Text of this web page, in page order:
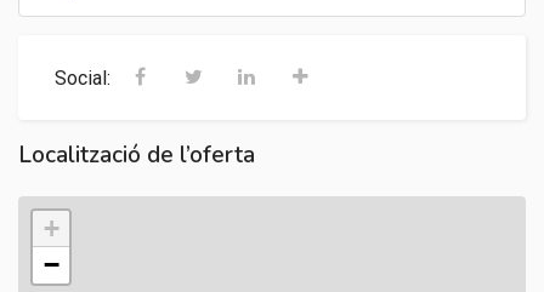
Social:
Localització de l’oferta
+
−